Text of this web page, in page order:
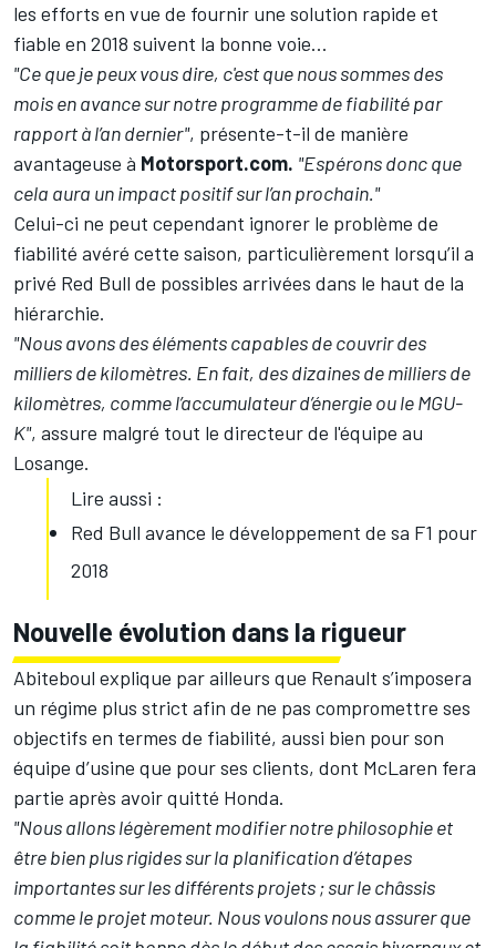
les efforts en vue de fournir une solution rapide et
fiable en 2018 suivent la bonne voie...
"Ce que je peux vous dire, c'est que nous sommes des
mois en avance sur notre programme de fiabilité par
rapport à l’an dernier", présente-t-il de manière
avantageuse à Motorsport.com. "Espérons donc que
cela aura un impact positif sur l’an prochain."
Celui-ci ne peut cependant ignorer le problème de
fiabilité avéré cette saison, particulièrement lorsqu’il a
privé Red Bull de possibles arrivées dans le haut de la
hiérarchie.
"Nous avons des éléments capables de couvrir des
milliers de kilomètres. En fait, des dizaines de milliers de
kilomètres, comme l’accumulateur d’énergie ou le MGU-
K", assure malgré tout le directeur de l'équipe au
Losange.
Lire aussi :
Red Bull avance le développement de sa F1 pour
2018
Nouvelle évolution dans la rigueur
Abiteboul explique par ailleurs que Renault s’imposera
un régime plus strict afin de ne pas compromettre ses
objectifs en termes de fiabilité, aussi bien pour son
équipe d’usine que pour ses clients, dont McLaren fera
partie après avoir quitté Honda.
"Nous allons légèrement modifier notre philosophie et
être bien plus rigides sur la planification d’étapes
importantes sur les différents projets ; sur le châssis
comme le projet moteur. Nous voulons nous assurer que